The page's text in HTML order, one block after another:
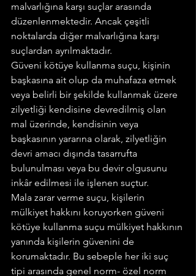
malvarlığına karşı suçlar arasında
düzenlenmektedir. Ancak çeşitli
noktalarda diğer malvarlığına karşı
suçlardan ayrılmaktadır.
Güveni kötüye kullanma suçu, kişinin
başkasına ait olup da muhafaza etmek
veya belirli bir şekilde kullanmak üzere
zilyetliği kendisine devredilmiş olan
mal üzerinde, kendisinin veya
başkasının yararına olarak, zilyetliğin
devri amacı dışında tasarrufta
bulunulması veya bu devir olgusunu
inkâr edilmesi ile işlenen suçtur.
Mala zarar verme suçu, kişilerin
mülkiyet hakkını koruyorken güveni
kötüye kullanma suçu mülkiyet hakkının
yanında kişilerin güvenini de
korumaktadır. Bu sebeple her iki suç
tipi arasında genel norm- özel norm